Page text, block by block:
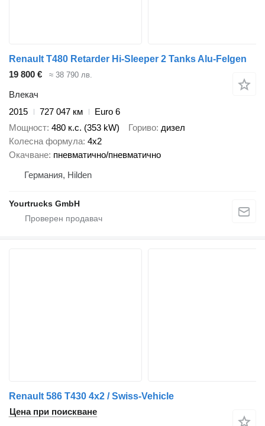
Renault T480 Retarder Hi-Sleeper 2 Tanks Alu-Felgen
19 800 €
≈ 38 790 лв.
Влекач
2015
727 047 км
Euro 6
Мощност 480 к.с. (353 kW) Гориво дизел
Колесна формула 4x2
Окачване пневматично/пневматично
Германия, Hilden
Yourtrucks GmbH
Renault 586 T430 4x2 / Swiss-Vehicle
Цена при поискване